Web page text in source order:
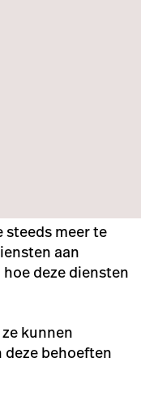
steeds meer te
aan
deze diensten
kunnen
behoeften